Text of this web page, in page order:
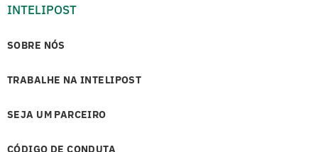
INTELIPOST
SOBRE NÓS
TRABALHE NA INTELIPOST
SEJA UM PARCEIRO
CÓDIGO DE CONDUTA